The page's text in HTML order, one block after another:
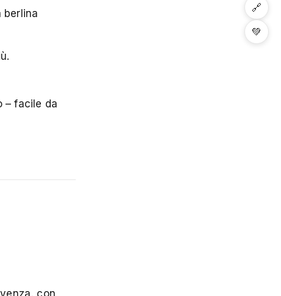
berlina
– facile da
, con
🔗
💚